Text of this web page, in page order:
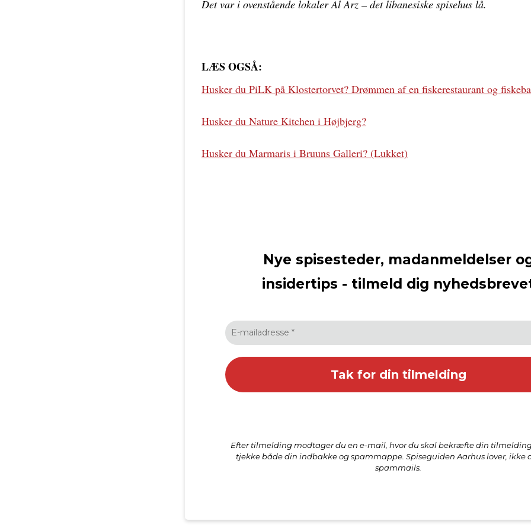
Det var i ovenstående lokaler Al Arz – det libanesiske spisehus lå.
LÆS OGSÅ:
Husker du PiLK på Klostertorvet? Drømmen af en fiskerestaurant og
Husker du Nature Kitchen i Højbjerg?
Husker du Marmaris i Bruuns Galleri? (Lukket)
Nye spisesteder, madanmeldelser
insidertips - tilmeld dig
Efter tilmelding modtager du en e-mail, hvor du skal bekræfte din
tjekke både din indbakke og spammappe. Spiseguiden Aarhus lover, ikke
spammails.